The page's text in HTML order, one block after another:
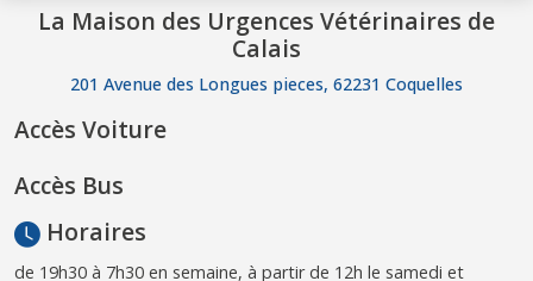
La Maison des Urgences Vétérinaires de
Calais
201 Avenue des Longues pieces, 62231 Coquelles
Accès Voiture
Accès Bus
Horaires
de 19h30 à 7h30 en semaine, à partir de 12h le samedi et